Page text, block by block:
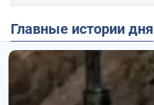
Главные истории дня